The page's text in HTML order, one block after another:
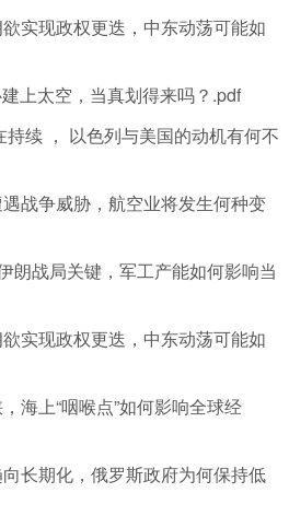
实现政权更迭，中东动荡可能如
上太空，当真划得来吗？.pdf
续 ， 以色列与美国的动机有何不
战争威胁，航空业将发生何种变
朗战局关键，军工产能如何影响当
实现政权更迭，中东动荡可能如
海上“咽喉点”如何影响全球经
长期化，俄罗斯政府为何保持低